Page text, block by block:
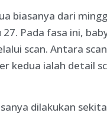
biasanya dari
Pada fasa ini,
scan. Antara
kedua ialah detail
dilakukan